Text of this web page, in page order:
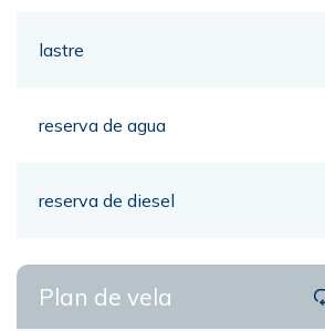
lastre
reserva de agua
reserva de diesel
Plan de vela